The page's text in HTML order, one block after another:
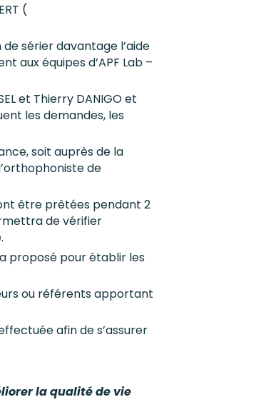
(
sérier davantage l’aide
aux équipes d’APF Lab –
et Thierry DANIGO et
les demandes, les
soit auprès de la
de
être prêtées pendant 2
de vérifier
proposé pour établir les
ou référents apportant
afin de s’assurer
la qualité de vie